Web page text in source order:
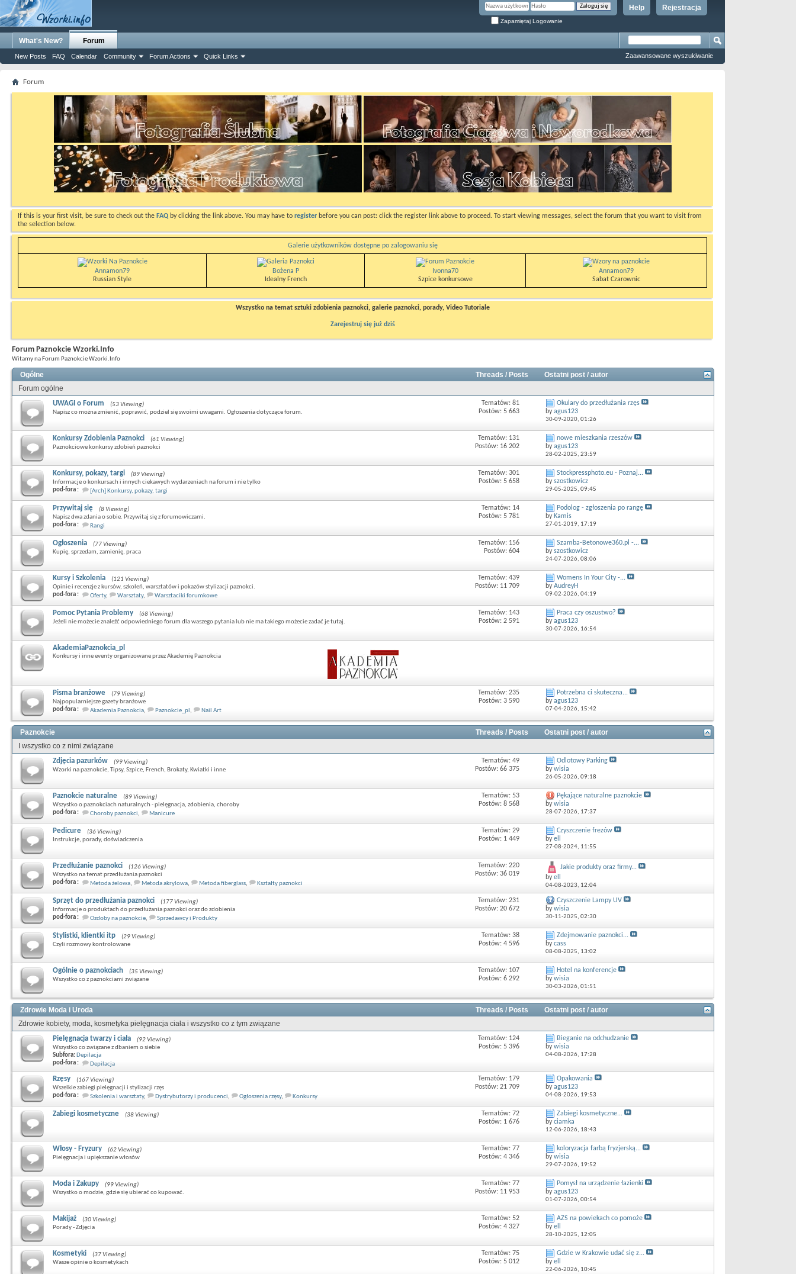
Rejestracja
Help
Zapamiętaj Logowanie
What's New? Forum
New Posts FAQ Calendar Community Forum Actions Quick Links Zaawansowane wyszukiwanie
Forum
If this is your first visit, be sure to check out the FAQ by clicking the link above. You may have to register before you can post: click the register link above to proceed. To start viewing messages, select the forum that you want to visit from
the selection below.
Galerie użytkowników dostępne po zalogowaniu się
Annamon79
Russian Style
Bożena P
Idealny French
Ivonna70
Szpice konkursowe
Annamon79
Sabat Czarownic
Wszystko na temat sztuki zdobienia paznokci, galerie paznokci, porady, Video Tutoriale
Zarejestruj się już dziś
Forum Paznokcie Wzorki.Info
Witamy na Forum Paznokcie Wzorki.Info
Ogólne Threads / Posts
Ostatni post / autor
Forum ogólne
UWAGI o Forum
(53 Viewing)
Napisz co można zmienić, poprawić, podziel się swoimi uwagami. Ogłoszenia dotyczące forum.
Tematów: 81
Postów: 5 663
Okulary do przedłużania rzęs
byagus123
30-09-2020, 01:26
Konkursy Zdobienia Paznokci
(61 Viewing)
Paznokciowe konkursy zdobień paznokci
Tematów: 131
Postów: 16 202
nowe mieszkania rzeszów
byagus123
28-02-2025, 23:59
Konkursy, pokazy, targi
(89 Viewing)
Informacje o konkursach i innych ciekawych wydarzeniach na forum i nie tylko
pod-fora :
[Arch] Konkursy, pokazy, targi
Tematów: 301
Postów: 5 658
Stockpressphoto.eu - Poznaj...
byszostkowicz
29-05-2025, 09:45
Przywitaj się
(8 Viewing)
Napisz dwa zdania o sobie. Przywitaj się z forumowiczami.
pod-fora :
Rangi
Tematów: 14
Postów: 5 781
Podolog - zgłoszenia po rangę
by Kamis
27-01-2019, 17:19
Ogłoszenia
(77 Viewing)
Kupię, sprzedam, zamienię, praca
Tematów: 156
Postów: 604
Szamba-Betonowe360.pl -...
byszostkowicz
24-07-2026, 08:06
Kursy i Szkolenia
(121 Viewing)
Opinie i recenzje z kursów, szkoleń, warsztatów i pokazów stylizacji paznokci.
pod-fora :
Oferty, Warsztaty, Warsztaciki forumkowe
Tematów: 439
Postów: 11 709
Womens In Your City -...
byAudreyH
09-02-2026, 04:19
Pomoc Pytania Problemy
(68 Viewing)
Jeżeli nie możecie znaleźć odpowiedniego forum dla waszego pytania lub nie ma takiego możecie zadać je tutaj.
Tematów: 143
Postów: 2 591
Praca czy oszustwo?
byagus123
30-07-2026, 16:54
AkademiaPaznokcia_pl
Konkursy i inne eventy organizowane przez Akademię Paznokcia
Pisma branżowe
(79 Viewing)
Najpopularniejsze gazety branżowe
pod-fora :
Akademia Paznokcia, Paznokcie_pl , Nail Art
Tematów: 235
Postów: 3 590
Potrzebna ci skuteczna...
byagus123
07-04-2026, 15:42
Paznokcie Threads / Posts
Ostatni post / autor
I wszystko co z nimi związane
Zdjęcia pazurków
(99 Viewing)
Wzorki na paznokcie, Tipsy, Szpice, French, Brokaty, Kwiatki i inne
Tematów: 49
Postów: 66 375
Odlotowy Parking
bywisia
26-05-2026, 09:18
Paznokcie naturalne
(89 Viewing)
Wszystko o paznokciach naturalnych - pielęgnacja, zdobienia, choroby
pod-fora :
Choroby paznokci, Manicure
Tematów: 53
Postów: 8 568
Pękające naturalne paznokcie
bywisia
28-07-2026, 17:37
Pedicure
(36 Viewing)
Instrukcje, porady, doświadczenia
Tematów: 29
Postów: 1 449
Czyszczenie frezów
byell
27-08-2024, 11:55
Przedłużanie paznokci
(126 Viewing)
Wszystko na temat przedłużania paznokci
pod-fora :
Metoda żelowa, Metoda akrylowa, Metoda fiberglass, Kształty paznokci
Tematów: 220
Postów: 36 019
Jakie produkty oraz firmy...
byell
04-08-2023, 12:04
Sprzęt do przedłużania paznokci
(177 Viewing)
Informacje o produktach do przedłużania paznokci oraz do zdobienia
pod-fora :
Ozdoby na paznokcie, Sprzedawcy i Produkty
Tematów: 231
Postów: 20 672
Czyszczenie Lampy UV
bywisia
30-11-2025, 02:30
Stylistki, klientki itp
(29 Viewing)
Czyli rozmowy kontrolowane
Tematów: 38
Postów: 4 596
Zdejmowanie paznokci...
bycass
08-08-2025, 13:02
Ogólnie o paznokciach
(35 Viewing)
Wszystko co z paznokciami związane
Tematów: 107
Postów: 6 292
Hotel na konferencje
bywisia
30-03-2026, 01:51
Zdrowie Moda i Uroda Threads / Posts
Ostatni post / autor
Zdrowie kobiety, moda, kosmetyka pielęgnacja ciała i wszystko co z tym związane
Pielęgnacja twarzy i ciała
(92 Viewing)
Wszystko co związane z dbaniem o siebie
Subfora: Depilacja
pod-fora :
Depilacja
Tematów: 124
Postów: 5 396
Bieganie na odchudzanie
bywisia
04-08-2026, 17:28
Rzęsy
(167 Viewing)
Wszelkie zabiegi pielęgnacji i stylizacji rzęs
pod-fora :
Szkolenia i warsztaty, Dystrybutorzy i producenci, Ogłoszenia rzęsy, Konkursy
Tematów: 179
Postów: 21 709
Opakowania
byagus123
04-08-2026, 19:53
Zabiegi kosmetyczne (38 Viewing)
Tematów: 72
Postów: 1 676
Zabiegi kosmetyczne...
byciamka
12-06-2026, 18:43
Włosy - Fryzury
(62 Viewing)
Pielęgnacja i upiększanie włosów
Tematów: 77
Postów: 4 346
koloryzacja farbą fryzjerską...
bywisia
29-07-2026, 19:52
Moda i Zakupy
(99 Viewing)
Wszystko o modzie, gdzie się ubierać co kupować.
Tematów: 77
Postów: 11 953
Pomysł na urządzenie łazienki
byagus123
01-07-2026, 00:54
Makijaż
(30 Viewing)
Porady - Zdjęcia
Tematów: 52
Postów: 4 327
AZS na powiekach co pomoże
byell
28-10-2025, 12:05
Kosmetyki
(37 Viewing)
Wasze opinie o kosmetykach
Tematów: 75
Postów: 5 012
Gdzie w Krakowie udać się z...
byell
22-06-2026, 10:45